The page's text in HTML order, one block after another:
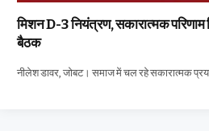
मिशन D-3 नियंत्रण, सकारात्मक परिणाम
बैठक
नीलेश डावर, जोबट। समाज में चल रहे सकारात्मक